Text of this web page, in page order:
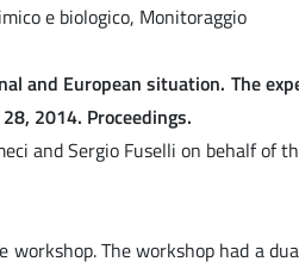
e biologico, Monitoraggio
and European situation. The
2014. Proceedings.
and Sergio Fuselli on behalf of
The workshop had a